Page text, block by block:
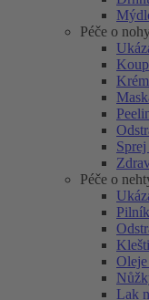
Péče o
Péče o
Lak